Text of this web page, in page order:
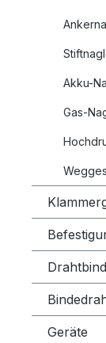
Akku-
Gas-
Geräte